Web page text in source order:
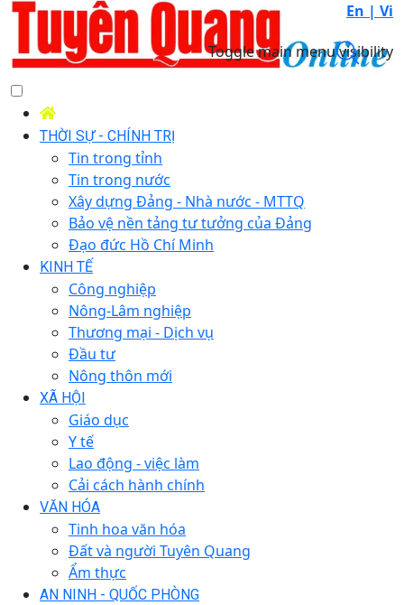
En | Vi
Toggle main menu visibility
THỜI SỰ - CHÍNH TRỊ
Tin trong tỉnh
Tin trong nước
Xây dựng Đảng - Nhà nước - MTTQ
Bảo vệ nền tảng tư tưởng của Đảng
Đạo đức Hồ Chí Minh
KINH TẾ
Công nghiệp
Nông-Lâm nghiệp
Thương mại - Dịch vụ
Đầu tư
Nông thôn mới
XÃ HỘI
Giáo dục
Y tế
Lao động - việc làm
Cải cách hành chính
VĂN HÓA
Tinh hoa văn hóa
Đất và người Tuyên Quang
Ẩm thực
AN NINH - QUỐC PHÒNG